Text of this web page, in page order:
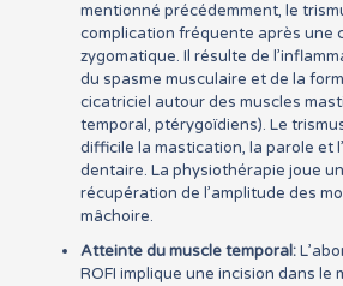
mentionné précédemment, le
complication fréquente après une
zygomatique. Il résulte de
du spasme musculaire et de la
cicatriciel autour des muscles
temporal, ptérygoïdiens). Le
difficile la mastication, la parole et
dentaire. La physiothérapie joue
récupération de l’amplitude des
mâchoire.
Atteinte du muscle temporal:
ROFI implique une incision dans le